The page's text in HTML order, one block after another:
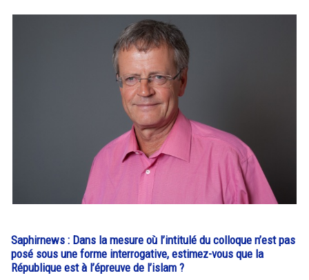
Saphirnews : Dans la mesure où l’intitulé du colloque n’est pas
posé sous une forme interrogative, estimez-vous que la
République est à l’épreuve de l’islam ?